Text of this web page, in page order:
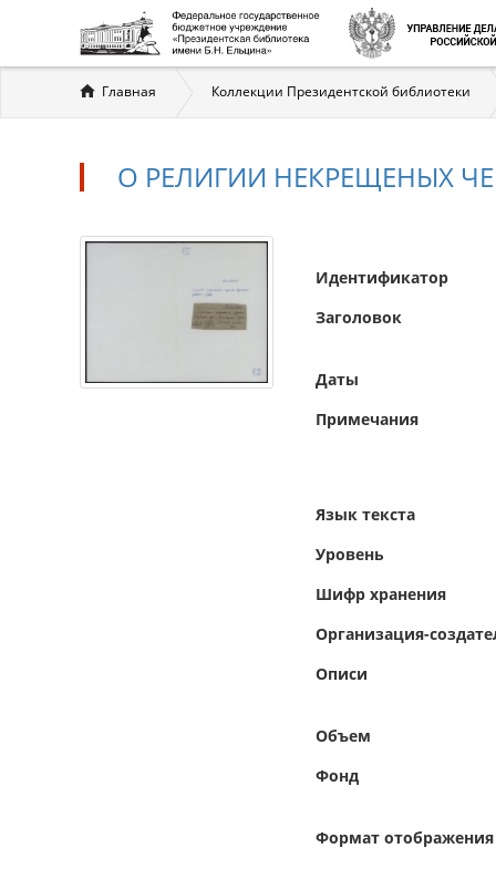
Вы
здесь
Главная Коллекции Президентской библиотеки
О РЕЛИГИИ НЕКРЕЩЕНЫХ
Идентификатор
Заголовок
Даты
Примечания
Язык текста
Уровень
Шифр хранения
Организация-
Описи
Объем
Фонд
Формат отображения